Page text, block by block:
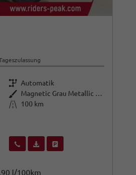
Getriebe Automatik
Außenfarbe
Magnetic Grau Metallic (S7)
Kilometerstand
100 km
Wir rufen Sie anFahrzeugexposé (PDF)
Fahrzeug parken
l/100km